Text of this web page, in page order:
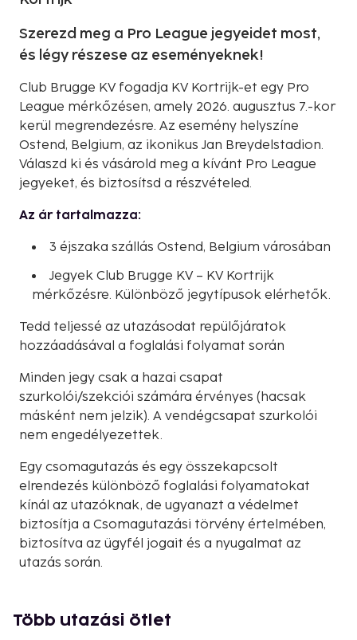
Szerezd meg a Pro League jegyeidet most,
és légy részese az eseményeknek!
Club Brugge KV fogadja KV Kortrijk-et egy Pro
League mérkőzésen, amely 2026. augusztus 7.-kor
kerül megrendezésre. Az esemény helyszíne
Ostend, Belgium, az ikonikus Jan Breydelstadion.
Válaszd ki és vásárold meg a kívánt Pro League
jegyeket, és biztosítsd a részvételed.
Az ár tartalmazza:
3 éjszaka szállás Ostend, Belgium városában
Jegyek Club Brugge KV – KV Kortrijk
mérkőzésre. Különböző jegytípusok elérhetők.
Tedd teljessé az utazásodat repülőjáratok
hozzáadásával a foglalási folyamat során
Minden jegy csak a hazai csapat
szurkolói/szekciói számára érvényes (hacsak
másként nem jelzik). A vendégcsapat szurkolói
nem engedélyezettek.
Egy csomagutazás és egy összekapcsolt
elrendezés különböző foglalási folyamatokat
kínál az utazóknak, de ugyanazt a védelmet
biztosítja a Csomagutazási törvény értelmében,
biztosítva az ügyfél jogait és a nyugalmat az
utazás során.
Több utazási ötlet